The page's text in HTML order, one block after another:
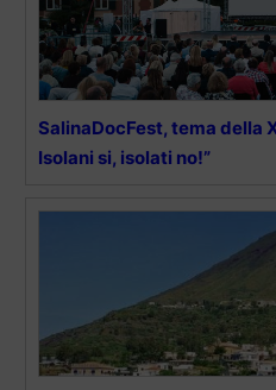
SalinaDocFest, tema della
Isolani si, isolati no!”